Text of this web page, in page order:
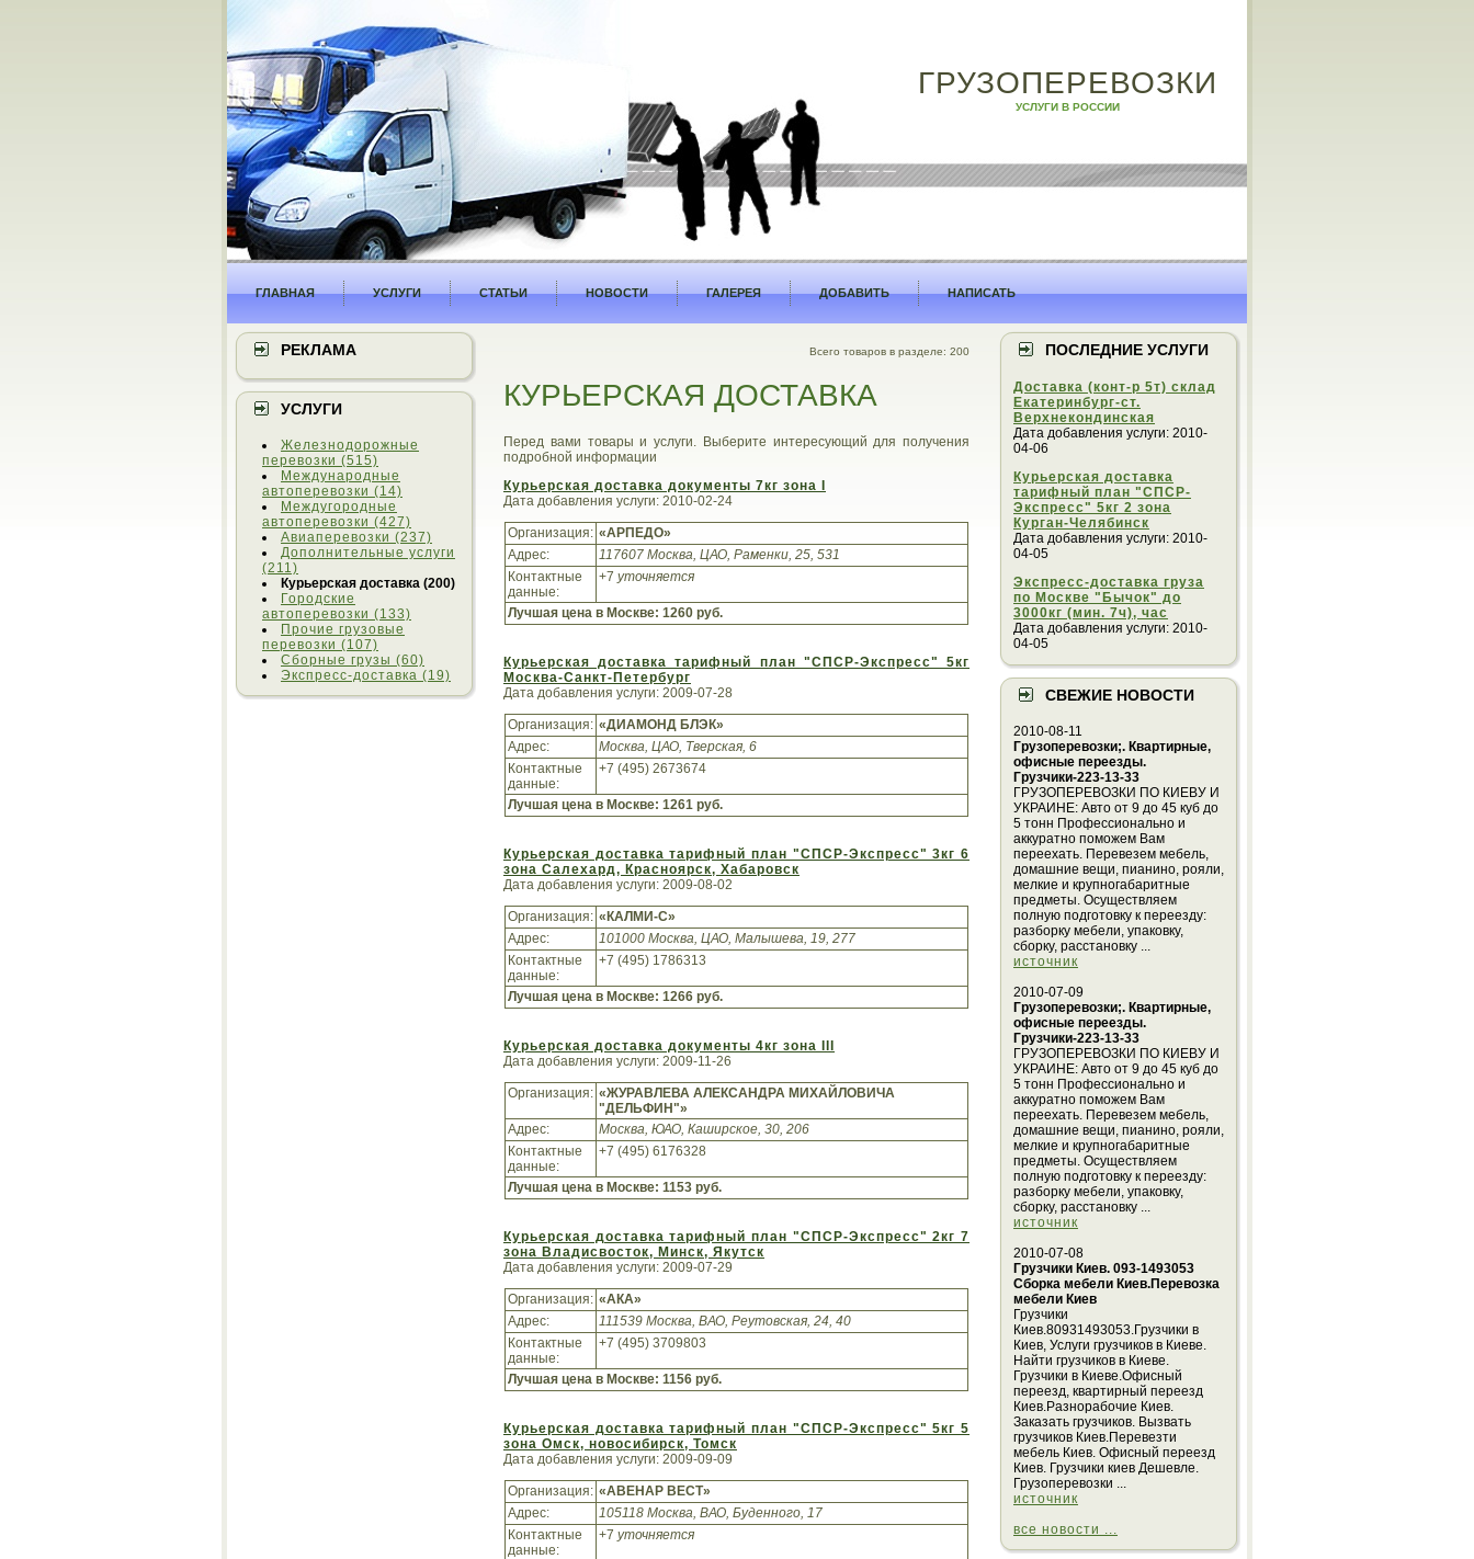
ГРУЗОПЕРЕВОЗКИ
УСЛУГИ В РОССИИ
ГЛАВНАЯ УСЛУГИ СТАТЬИ НОВОСТИ ГАЛЕРЕЯ ДОБАВИТЬ НАПИСАТЬ
РЕКЛАМА
УСЛУГИ
Железнодорожные
перевозки (515)
Международные
автоперевозки (14)
Междугородные
автоперевозки (427)
Авиаперевозки (237)
Дополнительные услуги
(211)
Курьерская доставка (200)
Городские
автоперевозки (133)
Прочие грузовые
перевозки (107)
Сборные грузы (60)
Экспресс-доставка (19)
Всего товаров в разделе: 200
КУРЬЕРСКАЯ ДОСТАВКА
Перед вами товары и услуги. Выберите интересующий для получения
подробной информации
Курьерская доставка документы 7кг зона I
Дата добавления услуги: 2010-02-24
Организация: «АРПЕДО»
Адрес:
117607 Москва, ЦАО, Раменки, 25, 531
Контактные
данные:
+7 уточняется
Лучшая цена в Москве: 1260 руб.
Курьерская доставка тарифный план "СПСР-Экспресс" 5кг
Москва-Санкт-Петербург
Дата добавления услуги: 2009-07-28
Организация: «ДИАМОНД БЛЭК»
Адрес:
Москва, ЦАО, Тверская, 6
Контактные
данные:
+7 (495) 2673674
Лучшая цена в Москве: 1261 руб.
Курьерская доставка тарифный план "СПСР-Экспресс" 3кг 6
зона Салехард, Красноярск, Хабаровск
Дата добавления услуги: 2009-08-02
Организация: «КАЛМИ-С»
Адрес:
101000 Москва, ЦАО, Малышева, 19, 277
Контактные
данные:
+7 (495) 1786313
Лучшая цена в Москве: 1266 руб.
Курьерская доставка документы 4кг зона III
Дата добавления услуги: 2009-11-26
Организация: «ЖУРАВЛЕВА АЛЕКСАНДРА МИХАЙЛОВИЧА
"ДЕЛЬФИН"»
Адрес:
Москва, ЮАО, Каширское, 30, 206
Контактные
данные:
+7 (495) 6176328
Лучшая цена в Москве: 1153 руб.
Курьерская доставка тарифный план "СПСР-Экспресс" 2кг 7
зона Владисвосток, Минск, Якутск
Дата добавления услуги: 2009-07-29
Организация: «АКА»
Адрес:
111539 Москва, ВАО, Реутовская, 24, 40
Контактные
данные:
+7 (495) 3709803
Лучшая цена в Москве: 1156 руб.
Курьерская доставка тарифный план "СПСР-Экспресс" 5кг 5
зона Омск, новосибирск, Томск
Дата добавления услуги: 2009-09-09
Организация: «АВЕНАР ВЕСТ»
Адрес:
105118 Москва, ВАО, Буденного, 17
Контактные
данные:
+7 уточняется
ПОСЛЕДНИЕ УСЛУГИ
Доставка (конт-р 5т) склад
Екатеринбург-ст.
Верхнекондинская
Дата добавления услуги: 2010-
04-06
Курьерская доставка
тарифный план "СПСР-
Экспресс" 5кг 2 зона
Курган-Челябинск
Дата добавления услуги: 2010-
04-05
Экспресс-доставка груза
по Москве "Бычок" до
3000кг (мин. 7ч), час
Дата добавления услуги: 2010-
04-05
СВЕЖИЕ НОВОСТИ
2010-08-11
Грузоперевозки;. Квартирные,
офисные переезды.
Грузчики-223-13-33
ГРУЗОПЕРЕВОЗКИ ПО КИЕВУ И
УКРАИНЕ: Авто от 9 до 45 куб до
5 тонн Профессионально и
аккуратно поможем Вам
переехать. Перевезем мебель,
домашние вещи, пианино, рояли,
мелкие и крупногабаритные
предметы. Осуществляем
полную подготовку к переезду:
разборку мебели, упаковку,
сборку, расстановку ...
источник
2010-07-09
Грузоперевозки;. Квартирные,
офисные переезды.
Грузчики-223-13-33
ГРУЗОПЕРЕВОЗКИ ПО КИЕВУ И
УКРАИНЕ: Авто от 9 до 45 куб до
5 тонн Профессионально и
аккуратно поможем Вам
переехать. Перевезем мебель,
домашние вещи, пианино, рояли,
мелкие и крупногабаритные
предметы. Осуществляем
полную подготовку к переезду:
разборку мебели, упаковку,
сборку, расстановку ...
источник
2010-07-08
Грузчики Киев. 093-1493053
Сборка мебели Киев.Перевозка
мебели Киев
Грузчики
Киев.80931493053.Грузчики в
Киев, Услуги грузчиков в Киеве.
Найти грузчиков в Киеве.
Грузчики в Киеве.Офисный
переезд, квартирный переезд
Киев.Разнорабочие Киев.
Заказать грузчиков. Вызвать
грузчиков Киев.Перевезти
мебель Киев. Офисный переезд
Киев. Грузчики киев Дешевле.
Грузоперевозки ...
источник
все новости ...